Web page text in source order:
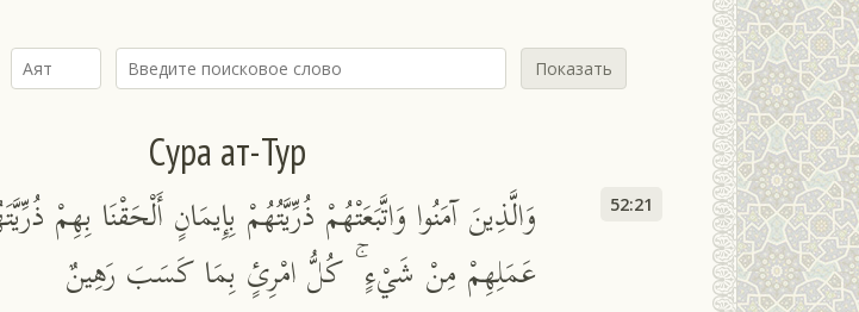
Показать
Сура ат-Тур
وَالَّذِينَ آمَنُوا وَاتَّبَعَتْهُمْ ذُرِّيَّتُهُمْ بِإِيمَانٍ أَلْحَقْنَا بِهِمْ
عَمَلِهِمْ مِنْ شَيْءٍ ۚ كُلُّ امْرِئٍ بِمَا كَسَبَ رَهِينٌ
52:21